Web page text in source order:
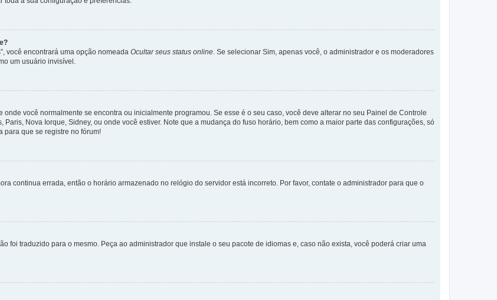
você encontrará uma opção nomeada Ocultar seus status online. Se selecionar Sim, apenas você, o administrador e os moderadores
um usuário invisível.
você normalmente se encontra ou inicialmente programou. Se esse é o seu caso, você deve alterar no seu Painel de Controle
Nova Iorque, Sidney, ou onde você estiver. Note que a mudança do fuso horário, bem como a maior parte das configurações, só
para que se registre no fórum!
continua errada, então o horário armazenado no relógio do servidor está incorreto. Por favor, contate o administrador para que o
foi traduzido para o mesmo. Peça ao administrador que instale o seu pacote de idiomas e, caso não exista, você poderá criar uma